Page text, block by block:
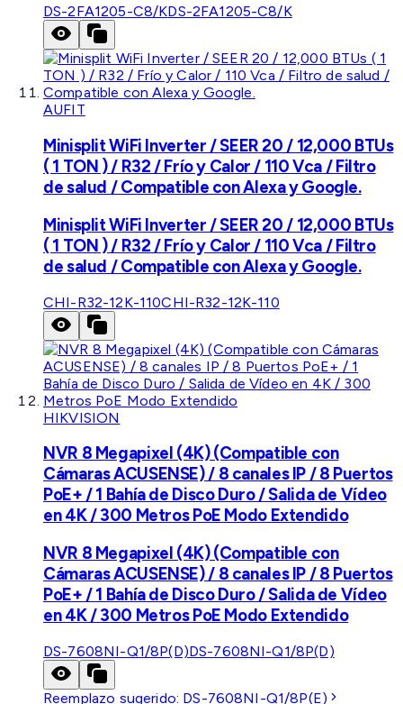
DS-2FA1205-C8/KDS-2FA1205-C8/K
AUFIT
Minisplit WiFi Inverter / SEER 20 / 12,000 BTUs
( 1 TON ) / R32 / Frío y Calor / 110 Vca / Filtro
de salud / Compatible con Alexa y Google.
Minisplit WiFi Inverter / SEER 20 / 12,000 BTUs
( 1 TON ) / R32 / Frío y Calor / 110 Vca / Filtro
de salud / Compatible con Alexa y Google.
CHI-R32-12K-110CHI-R32-12K-110
HIKVISION
NVR 8 Megapixel (4K) (Compatible con
Cámaras ACUSENSE) / 8 canales IP / 8 Puertos
PoE+ / 1 Bahía de Disco Duro / Salida de Vídeo
en 4K / 300 Metros PoE Modo Extendido
NVR 8 Megapixel (4K) (Compatible con
Cámaras ACUSENSE) / 8 canales IP / 8 Puertos
PoE+ / 1 Bahía de Disco Duro / Salida de Vídeo
en 4K / 300 Metros PoE Modo Extendido
DS-7608NI-Q1/8P(D)DS-7608NI-Q1/8P(D)
Reemplazo sugerido: DS-7608NI-Q1/8P(E)